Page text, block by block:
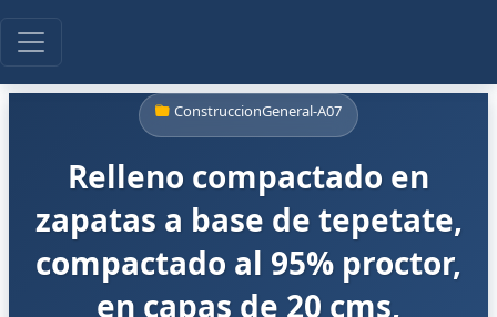
ConstruccionGeneral-A07
Relleno compactado en
zapatas a base de tepetate,
compactado al 95% proctor,
en capas de 20 cms,